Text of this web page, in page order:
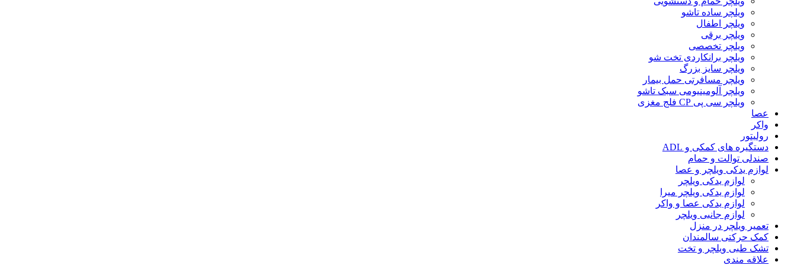
ویلچر ساده تاشو
ویلچر اطفال
ویلچر برقی
ویلچر تخصصی
ویلچر برانکاردی تخت شو
ویلچر سایز بزرگ
ویلچر مسافرتی حمل بیمار
ویلچر آلومینیومی سبک تاشو
ویلچر سی پی CP فلج مغزی
عصا
واکر
رولیتور
دستگیره های کمکی و ADL
صندلی توالت و حمام
لوازم یدکی ویلچر و عصا
لوازم یدکی ویلچر
لوازم یدکی ویلچر میرا
لوازم یدکی عصا و واکر
لوازم جانبی ویلچر
تعمیر ویلچر در منزل
کمک حرکتی سالمندان
تشک طبی ویلچر و تخت
علاقه مندی